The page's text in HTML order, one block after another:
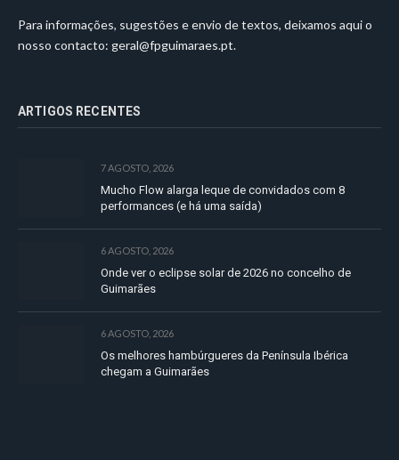
Para informações, sugestões e envio de textos, deixamos aqui o
nosso contacto: geral@fpguimaraes.pt.
ARTIGOS RECENTES
7 AGOSTO, 2026
Mucho Flow alarga leque de convidados com 8
performances (e há uma saída)
6 AGOSTO, 2026
Onde ver o eclipse solar de 2026 no concelho de
Guimarães
6 AGOSTO, 2026
Os melhores hambúrgueres da Península Ibérica
chegam a Guimarães